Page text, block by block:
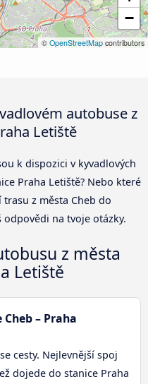
−
© OpenStreetMap contributors
autobuse z
Letiště
k dispozici v kyvadlových
Praha Letiště? Nebo které
z města Cheb do
odpovědi na tvoje otázky.
z města
Letiště
– Praha
cesty. Nejlevnější spoj
dojede do stanice Praha